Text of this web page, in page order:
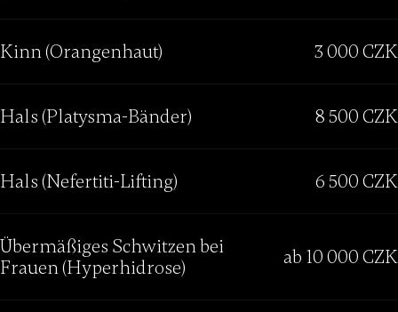
Kinn (Orangenhaut) 3 000 CZK
Hals (Platysma-Bänder) 8 500 CZK
Hals (Nefertiti-Lifting) 6 500 CZK
Übermäßiges Schwitzen bei
Frauen (Hyperhidrose)
ab 10 000 CZK